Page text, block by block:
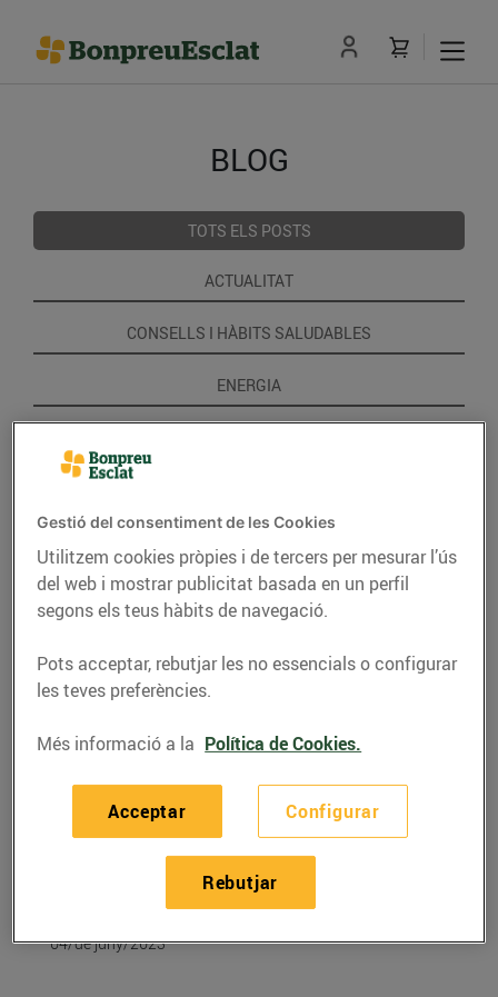
BLOG
TOTS ELS POSTS
ACTUALITAT
CONSELLS I HÀBITS SALUDABLES
ENERGIA
RECEPTES
Cireres farcides de
mascarpone
04/de juny/2023
Gestió del consentiment de les Cookies
Utilitzem cookies pròpies i de tercers per mesurar l’ús
del web i mostrar publicitat basada en un perfil
segons els teus hàbits de navegació.
Pots acceptar, rebutjar les no essencials o configurar
les teves preferències.
Més informació a la Política de Cookies.
Configurar
Rebutjar
Acceptar